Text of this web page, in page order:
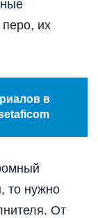
их
в
то нужно
От